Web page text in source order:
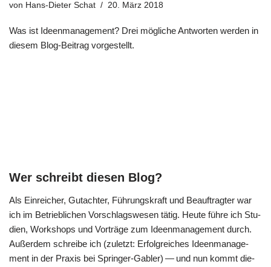
von Hans-Dieter Schat 20. März 2018
Was ist Ideen­ma­nage­ment? Drei mög­li­che Ant­wor­ten wer­den in
die­sem Blog-Bei­trag vorgestellt.
Wer schreibt diesen Blog?
Als Ein­rei­cher, Gut­ach­ter, Füh­rungs­kraft und Beauf­trag­ter war
ich im Betrieb­li­chen Vor­schlags­we­sen tätig. Heu­te füh­re ich Stu­
di­en, Work­shops und Vor­trä­ge zum Ideen­ma­nage­ment durch.
Außer­dem schrei­be ich (zuletzt: Erfolg­rei­ches Ideen­ma­nage­
ment in der Pra­xis bei Sprin­ger-Gab­ler) — und nun kommt die­